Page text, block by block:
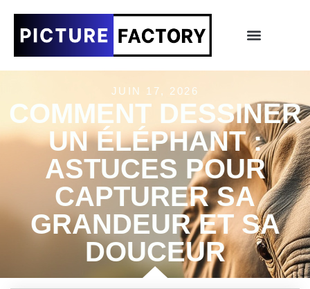
JUIN 17, 2026
COMMENT DESSINER
UN ÉLÉPHANT :
ASTUCES POUR
CAPTURER SA
GRANDEUR ET SA
DOUCEUR